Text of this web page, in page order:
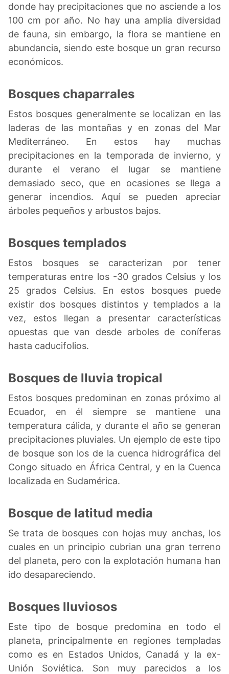
donde hay precipitaciones que no asciende a los
100 cm por año. No hay una amplia diversidad
de fauna, sin embargo, la flora se mantiene en
abundancia, siendo este bosque un gran recurso
económicos.
Bosques chaparrales
Estos bosques generalmente se localizan en las
laderas de las montañas y en zonas del Mar
Mediterráneo. En estos hay muchas
precipitaciones en la temporada de invierno, y
durante el verano el lugar se mantiene
demasiado seco, que en ocasiones se llega a
generar incendios. Aquí se pueden apreciar
árboles pequeños y arbustos bajos.
Bosques templados
Estos bosques se caracterizan por tener
temperaturas entre los -30 grados Celsius y los
25 grados Celsius. En estos bosques puede
existir dos bosques distintos y templados a la
vez, estos llegan a presentar características
opuestas que van desde arboles de coníferas
hasta caducifolios.
Bosques de lluvia tropical
Estos bosques predominan en zonas próximo al
Ecuador, en él siempre se mantiene una
temperatura cálida, y durante el año se generan
precipitaciones pluviales. Un ejemplo de este tipo
de bosque son los de la cuenca hidrográfica del
Congo situado en África Central, y en la Cuenca
localizada en Sudamérica.
Bosque de latitud media
Se trata de bosques con hojas muy anchas, los
cuales en un principio cubrian una gran terreno
del planeta, pero con la explotación humana han
ido desapareciendo.
Bosques lluviosos
Este tipo de bosque predomina en todo el
planeta, principalmente en regiones templadas
como es en Estados Unidos, Canadá y la ex-
Unión Soviética. Son muy parecidos a los